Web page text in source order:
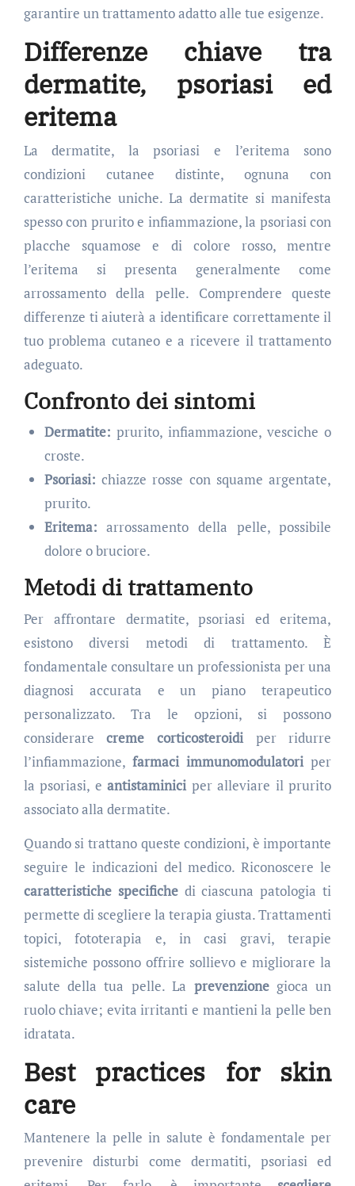
garantire un trattamento adatto alle tue esigenze.
Differenze chiave tra
dermatite, psoriasi ed
eritema
La dermatite, la psoriasi e l’eritema sono
condizioni cutanee distinte, ognuna con
caratteristiche uniche. La dermatite si manifesta
spesso con prurito e infiammazione, la psoriasi con
placche squamose e di colore rosso, mentre
l’eritema si presenta generalmente come
arrossamento della pelle. Comprendere queste
differenze ti aiuterà a identificare correttamente il
tuo problema cutaneo e a ricevere il trattamento
adeguato.
Confronto dei sintomi
Dermatite: prurito, infiammazione, vesciche o
croste.
Psoriasi:chiazze rosse con squame argentate,
prurito.
Eritema:arrossamento della pelle, possibile
dolore o bruciore.
Metodi di trattamento
Per affrontare dermatite, psoriasi ed eritema,
esistono diversi metodi di trattamento. È
fondamentale consultare un professionista per una
diagnosi accurata e un piano terapeutico
personalizzato. Tra le opzioni, si possono
considerarecreme corticosteroidi per ridurre
l’infiammazione, farmaci immunomodulatori per
la psoriasi, eantistaminici per alleviare il prurito
associato alla dermatite.
Quando si trattano queste condizioni, è importante
seguire le indicazioni del medico. Riconoscere le
caratteristiche specifichedi ciascuna patologia ti
permette di scegliere la terapia giusta. Trattamenti
topici, fototerapia e, in casi gravi, terapie
sistemiche possono offrire sollievo e migliorare la
salute della tua pelle. La prevenzionegioca un
ruolo chiave; evita irritanti e mantieni la pelle ben
idratata.
Best practices for skin
care
Mantenere la pelle in salute è fondamentale per
prevenire disturbi come dermatiti, psoriasi ed